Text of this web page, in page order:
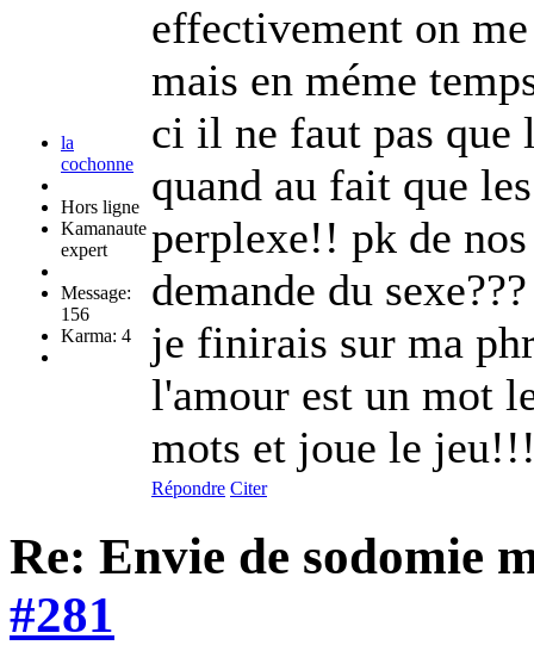
la
cochonne
Hors ligne
Kamanaute
expert
Message:
156
Karma: 4
effectivement on
mais en méme
ci il ne faut pas que
quand au fait que
perplexe!! pk de
demande du
je finirais sur ma
l'amour est un mot
mots et joue le
Répondre Citer
Re: Envie de sodomie
#281